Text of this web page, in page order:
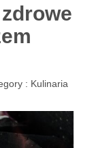
: Kulinaria